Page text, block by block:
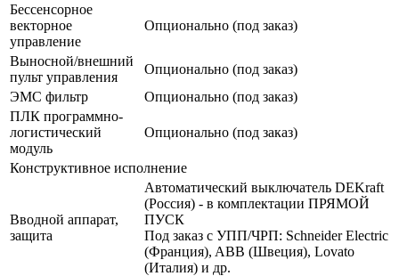
Бессенсорное
векторное
управление
Опционально (под заказ)
Выносной/внешний
пульт управления
Опционально (под заказ)
ЭМС фильтр
Опционально (под заказ)
ПЛК программно-
логистический
модуль
Опционально (под заказ)
Конструктивное исполнение
Вводной аппарат,
защита
Автоматический выключатель DEKraft
(Россия) - в комплектации ПРЯМОЙ
ПУСК
Под заказ с УПП/ЧРП: Schneider Electric
(Франция), ABB (Швеция), Lovato
(Италия) и др.